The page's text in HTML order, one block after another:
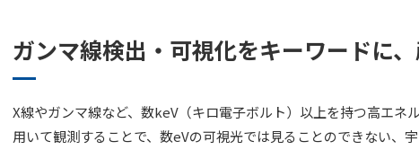
ガンマ線検出・可視化をキーワードに
X線やガンマ線など、数keV（キロ電子ボルト）以上を持つ高エネ
用いて観測することで、数eVの可視光では見ることのできない、